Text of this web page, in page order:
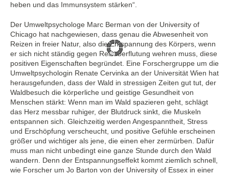
heben und das Immunsystem stärken“.
Der Umweltpsychologe Marc Berman von der University of
Chicago hat nachgewiesen, dass genau die Abwesenheit von
Reizen in freier Natur, also die Entspannung des Körpers, wenn
er sich nicht ständig gegen Reizüberflutung wehren muss, diese
positiven Eigenschaften begründet. Eine Forschergruppe um die
Umweltpsychologin Renate Cervinka an der Universität Wien hat
herausgefunden, dass der Wald in stressigen Zeiten gut tut, der
Waldbesuch die körperliche und geistige Gesundheit von
Menschen stärkt: Wenn man im Wald spazieren geht, schlägt
das Herz messbar ruhiger, der Blutdruck sinkt, die Muskeln
entspannen sich. Gleichzeitig werden Angespanntheit, Stress
und Erschöpfung verscheucht, und positive Gefühle erscheinen
größer und wichtiger als jene, die einen eher zermürben. Dafür
muss man nicht unbedingt eine ganze Stunde durch den Wald
wandern. Denn der Entspannungseffekt kommt ziemlich schnell,
wie Forscher um Jo Barton von der University of Essex in einer